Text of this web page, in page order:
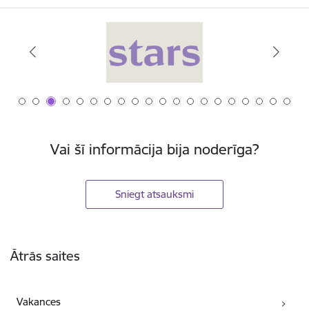
Vai šī informācija bija noderīga?
Sniegt atsauksmi
Ātrās saites
Vakances